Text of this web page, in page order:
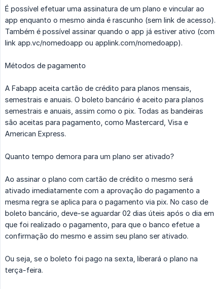
É possível efetuar uma assinatura de um plano e vincular ao
app enquanto o mesmo ainda é rascunho (sem link de acesso).
Também é possível assinar quando o app já estiver ativo (com
link app.vc/nomedoapp ou applink.com/nomedoapp).
Métodos de pagamento
A Fabapp aceita cartão de crédito para planos mensais,
semestrais e anuais. O boleto bancário é aceito para planos
semestrais e anuais, assim como o pix. Todas as bandeiras
são aceitas para pagamento, como Mastercard, Visa e
American Express.
Quanto tempo demora para um plano ser ativado?
Ao assinar o plano com cartão de crédito o mesmo será
ativado imediatamente com a aprovação do pagamento a
mesma regra se aplica para o pagamento via pix. No caso de
boleto bancário, deve-se aguardar 02 dias úteis após o dia em
que foi realizado o pagamento, para que o banco efetue a
confirmação do mesmo e assim seu plano ser ativado.
Ou seja, se o boleto foi pago na sexta, liberará o plano na
terça-feira.